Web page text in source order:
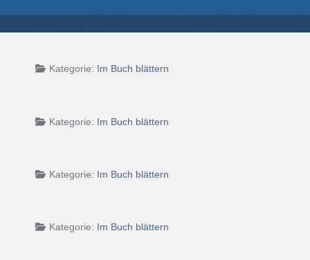
Kategorie: Im Buch blättern
Kategorie: Im Buch blättern
Kategorie: Im Buch blättern
Kategorie: Im Buch blättern